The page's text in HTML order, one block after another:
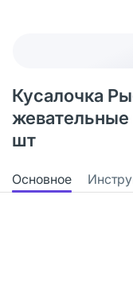
Кусалочка
жевательные
шт
Основное